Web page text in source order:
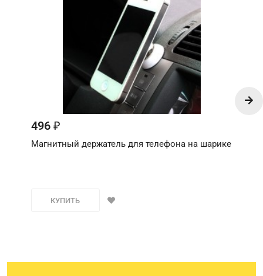
496 ₽
Магнитный держатель для телефона на шарике
КУПИТЬ